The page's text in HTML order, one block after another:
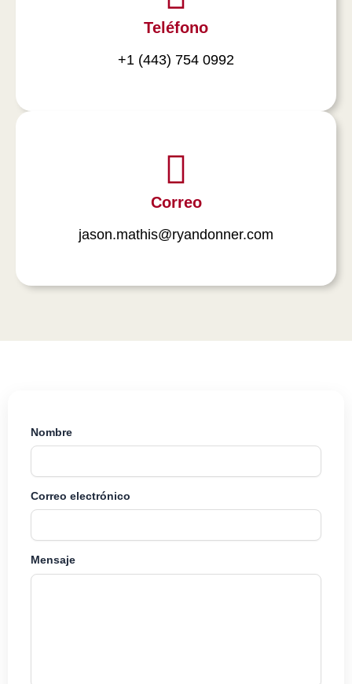
Teléfono
+1 (443) 754 0992
Correo
jason.mathis@ryandonner.com
Nombre
Correo electrónico
Mensaje